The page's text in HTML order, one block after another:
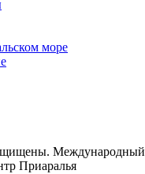
море
Международный
Приаралья